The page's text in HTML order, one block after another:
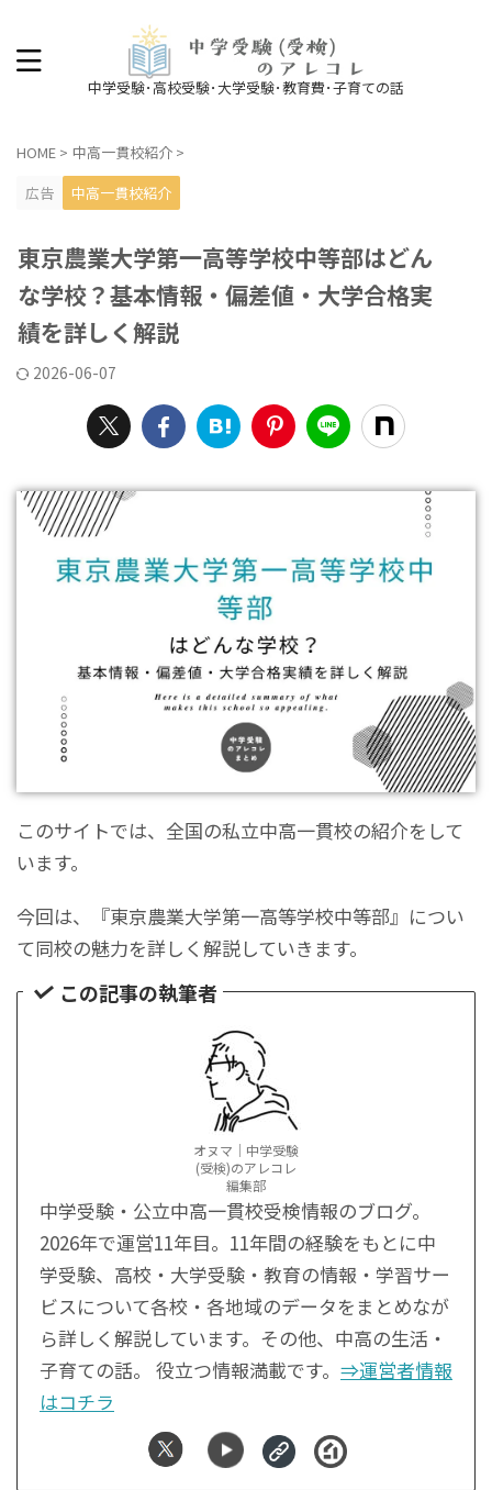
中学受験･高校受験･大学受験･教育費･子育ての話
HOME > 中高一貫校紹介 >
広告
中高一貫校紹介
東京農業大学第一高等学校中等部はどん
な学校？基本情報・偏差値・大学合格実
績を詳しく解説
2026-06-07
このサイトでは、全国の私立中高一貫校の紹介をして
います。
今回は、『東京農業大学第一高等学校中等部』につい
て同校の魅力を詳しく解説していきます。
この記事の執筆者
オヌマ｜中学受験
(受検)のアレコレ
編集部
中学受験・公立中高一貫校受検情報のブログ。
2026年で運営11年目。11年間の経験をもとに中
学受験、高校・大学受験・教育の情報・学習サー
ビスについて各校・各地域のデータをまとめなが
ら詳しく解説しています。その他、中高の生活・
子育ての話。 役立つ情報満載です。 ⇒運営者情報
はコチラ